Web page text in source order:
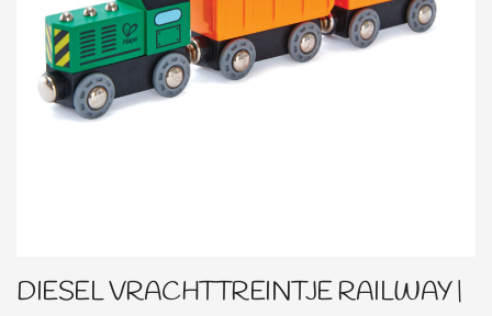
DIESEL VRACHTTREINTJE RAILWAY |